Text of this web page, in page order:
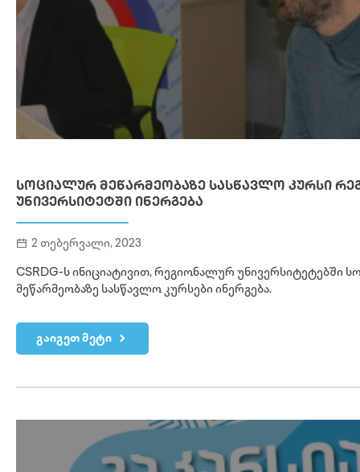
ᲡᲝᲪᲘᲐᲚᲣᲠ ᲛᲔᲬᲐᲠᲛᲔᲝᲑᲐᲖᲔ ᲡᲐᲡᲬᲐᲕᲚᲝ ᲙᲣᲠᲡᲘ
ᲣᲜᲘᲕᲔᲠᲡᲘᲢᲔᲢᲨᲘ ᲘᲜᲔᲠᲒᲔᲑᲐ
2 თებერვალი, 2023
CSRDG-ს ინიციატივით, რეგიონალურ უნივერსიტეტებში
მეწარმეობაზე სასწავლო კურსები ინერგება.
გაიგეთ მეტი